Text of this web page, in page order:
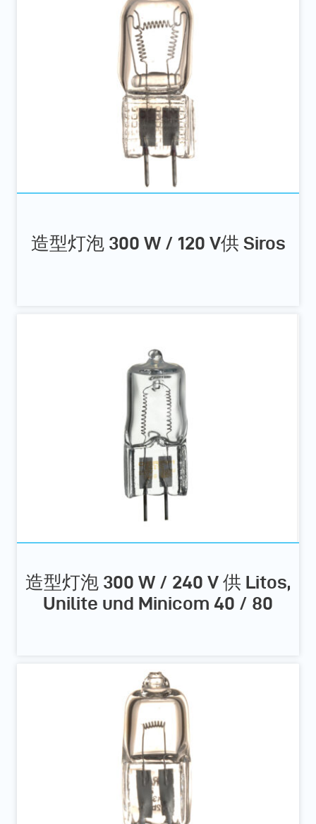
造型灯泡 300 W / 120 V供 Siros
造型灯泡 300 W / 240 V 供 Litos,
Unilite und Minicom 40 / 80